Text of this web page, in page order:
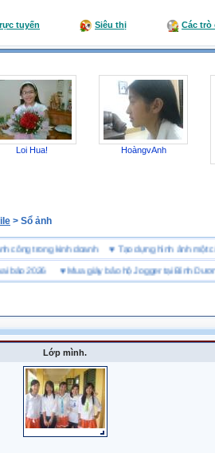
tuyến Siêu thị Các trò
Loi Hua! HoàngvAnh
> Sổ ảnh
thành công trong kinh doanh♥Tạo dựng hình ảnh
2026♥ Mua giày bảo hộ Jogger tại Bình Dương ở
Lớp mình.